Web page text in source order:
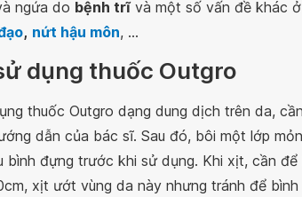
ngứa do bệnh trĩvà một số vấn đề khác ở
, nứt hậu môn, ...
dụng thuốc Outgro
thuốc Outgro dạng dung dịch trên da,
dẫn của bác sĩ. Sau đó, bôi một lớp
bình đựng trước khi sử dụng. Khi xịt, cần
xịt ướt vùng da này nhưng tránh để